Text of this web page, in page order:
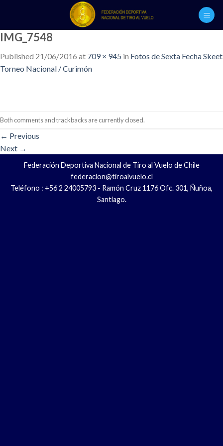
content
IMG_7548
Published 21/06/2016 at 709 × 945 in Fotos de Sexta Fecha Skeet
Torneo Nacional / Curimón
Both comments and trackbacks are currently closed.
← Previous
Next →
Federación Deportiva Nacional de Tiro al Vuelo de Chile
federacion@tiroalvuelo.cl
Teléfono : +56 2 24005793 - Ramón Cruz 1176 Ofc. 301, Ñuñoa,
Santiago.